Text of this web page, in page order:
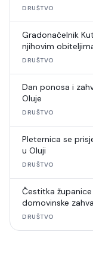
DRUŠTVO
Gradonačelnik
njihovim
DRUŠTVO
Dan ponosa i
Oluje
DRUŠTVO
Pleternica se
u Oluji
DRUŠTVO
Čestitka
domovinske
DRUŠTVO